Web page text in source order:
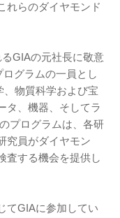
れらのダイヤモンド
GIAの元社長に敬意
グラムの一員とし
物質科学および宝
タ、機器、そしてラ
プログラムは、各研
究員がダイヤモン
査する機会を提供し
てGIAに参加してい